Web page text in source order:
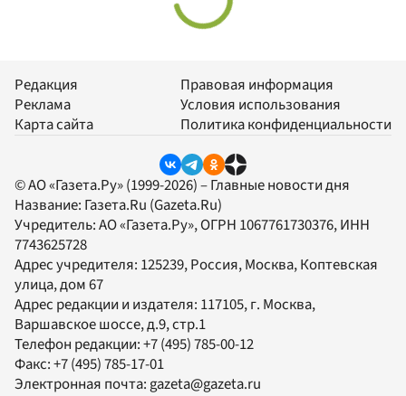
Редакция
Реклама
Карта сайта
Правовая информация
Условия использования
Политика конфиденциальности
© АО «Газета.Ру» (1999-2026) – Главные новости дня
Название: Газета.Ru (Gazeta.Ru)
Учредитель:АО «Газета.Ру», ОГРН 1067761730376, ИНН
7743625728
Адрес учредителя: 125239, Россия, Москва, Коптевская
улица, дом 67
Адрес редакции и издателя: 117105, г. Москва,
Варшавское шоссе, д.9, стр.1
Телефон редакции:+7 (495) 785-00-12
Факс:+7 (495) 785-17-01
Электронная почта: gazeta@gazeta.ru